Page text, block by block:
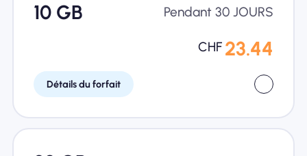
10 GB Pendant 30 JOURS
CHF 23.44
Détails du forfait